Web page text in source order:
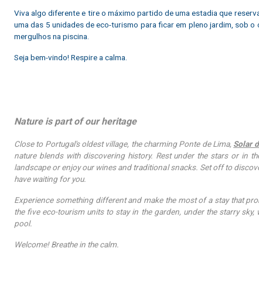
Viva algo diferente e tire o máximo partido de uma estadia que
uma das 5 unidades de eco-turismo para ficar em pleno jardim, sob
mergulhos na piscina.
Seja bem-vindo! Respire a calma.
Nature is part of our heritage
Close to Portugal's oldest village, the charming Ponte de Lima, Solar
nature blends with discovering history. Rest under the stars or in
landscape or enjoy our wines and traditional snacks. Set off to
have waiting for you.
Experience something different and make the most of a stay that
the five eco-tourism units to stay in the garden, under the starry
pool.
Welcome! Breathe in the calm.